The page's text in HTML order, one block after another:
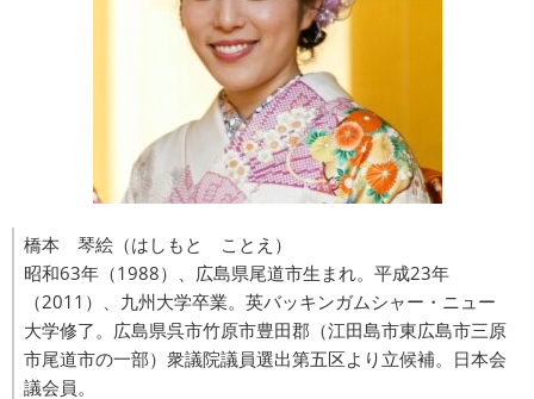
橋本 琴絵（はしもと ことえ）
昭和63年（1988）、広島県尾道市生まれ。平成23年
（2011）、九州大学卒業。英バッキンガムシャー・ニュー
大学修了。広島県呉市竹原市豊田郡（江田島市東広島市三原
市尾道市の一部）衆議院議員選出第五区より立候補。日本会
議会員。